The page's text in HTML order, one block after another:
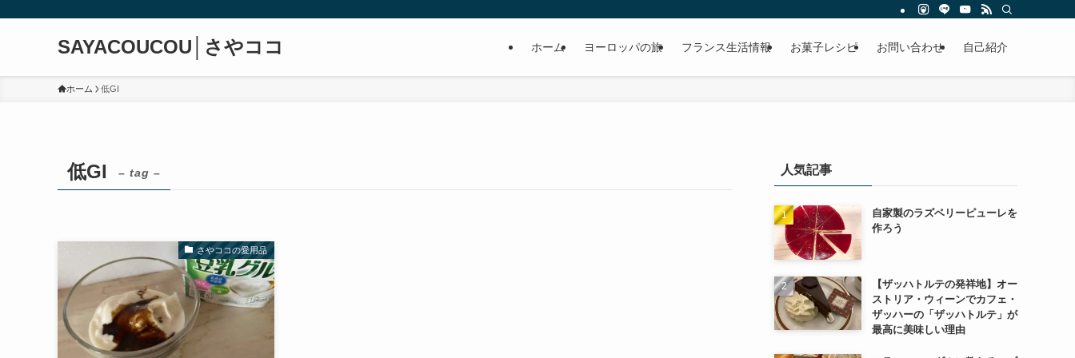
SAYACOUCOU│さやココ ホーム ヨーロッパの旅 フランス生活情報 お菓子レシピ お問い合わせ 自己紹介
ホーム 低GI
低GI – tag –
さやココの愛用品
人気記事
自家製のラズベリーピューレを
作ろう
【ザッハトルテの発祥地】オー
ストリア・ウィーンでカフェ・
ザッハーの「ザッハトルテ」が
最高に美味しい理由